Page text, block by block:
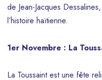
de Jean-Jacques
l’histoire haïtienne.
1er Novembre : La
La Toussaint est une fête